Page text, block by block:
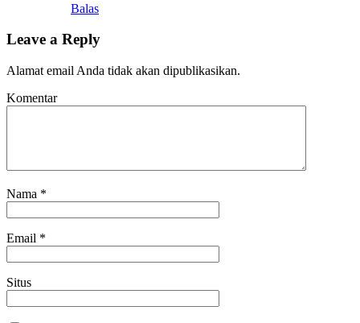
Balas
Leave a Reply
Alamat email Anda tidak akan dipublikasikan.
Komentar
Nama *
Email *
Situs